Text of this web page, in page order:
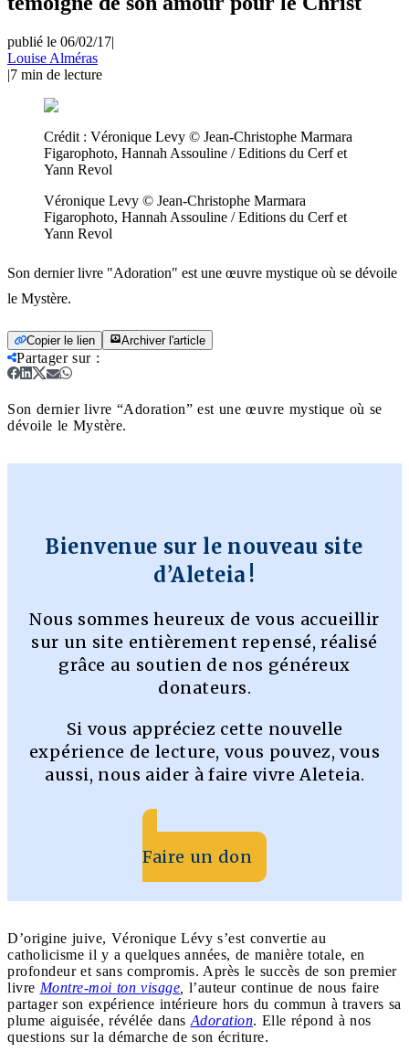
publié le 06/02/17|
Louise Alméras
|7 min de lecture
Crédit : Véronique Levy © Jean-Christophe Marmara
Figarophoto, Hannah Assouline / Editions du Cerf et
Yann Revol
Véronique Levy © Jean-Christophe Marmara
Figarophoto, Hannah Assouline / Editions du Cerf et
Yann Revol
Son dernier livre "Adoration" est une œuvre mystique où se dévoile
le Mystère.
Copier le lien Archiver l'article
Partager sur:
Son dernier livre “Adoration” est une œuvre mystique où se
dévoile le Mystère.
Bienvenue sur le nouveau site
d’Aleteia !
Nous sommes heureux de vous accueillir
sur un site entièrement repensé, réalisé
grâce au soutien de nos généreux
donateurs.
Si vous appréciez cette nouvelle
expérience de lecture, vous pouvez, vous
aussi, nous aider à faire vivre Aleteia.
Faire un don
D’origine juive, Véronique Lévy s’est convertie au
catholicisme il y a quelques années, de manière totale, en
profondeur et sans compromis. Après le succès de son premier
livre Montre-moi ton visage l’auteur continue de nous faire
partager son expérience intérieure hors du commun à travers sa
plume aiguisée, révélée dans Adoration. Elle répond à nos
questions sur la démarche de son écriture.